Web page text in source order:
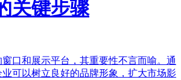
关键步骤
口和展示平台，其重要性不言而喻。通
可以树立良好的品牌形象，扩大市场影